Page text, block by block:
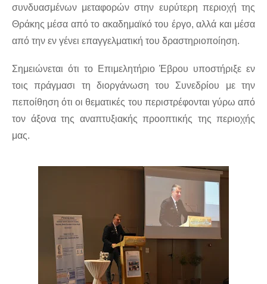
συνδυασμένων μεταφορών στην ευρύτερη περιοχή της
Θράκης μέσα από το ακαδημαϊκό του έργο, αλλά και μέσα
από την εν γένει επαγγελματική του δραστηριοποίηση.
Σημειώνεται ότι το Επιμελητήριο Έβρου υποστήριξε εν
τοις πράγμασι τη διοργάνωση του Συνεδρίου με την
πεποίθηση ότι οι θεματικές του περιστρέφονται γύρω από
τον άξονα της αναπτυξιακής προοπτικής της περιοχής
μας.